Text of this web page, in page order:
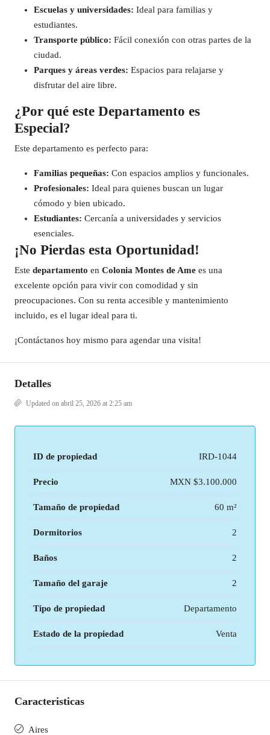
Escuelas y universidades: Ideal para familias y
estudiantes.
Transporte público: Fácil conexión con otras partes de la
ciudad.
Parques y áreas verdes: Espacios para relajarse y
disfrutar del aire libre.
¿Por qué este Departamento es
Especial?
Este departamento es perfecto para:
Familias pequeñas: Con espacios amplios y funcionales.
Profesionales: Ideal para quienes buscan un lugar
cómodo y bien ubicado.
Estudiantes: Cercanía a universidades y servicios
esenciales.
¡No Pierdas esta Oportunidad!
Este departamento en Colonia Montes de Ame es una
excelente opción para vivir con comodidad y sin
preocupaciones. Con su renta accesible y mantenimiento
incluido, es el lugar ideal para ti.
¡Contáctanos hoy mismo para agendar una visita!
Detalles
Updated on abril 25, 2026 at 2:25 am
ID de propiedad IRD-1044
Precio MXN $3.100.000
Tamaño de propiedad 60 m²
Dormitorios 2
Baños 2
Tamaño del garaje 2
Tipo de propiedad Departamento
Estado de la propiedad Venta
Caracteristicas
Aires